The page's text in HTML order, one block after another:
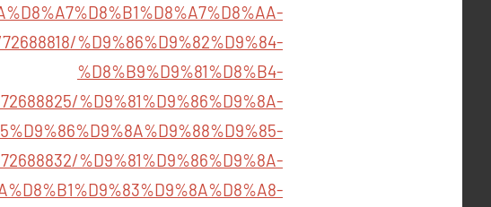
%D9%86%D9%82%D9%84-
%D8%B9%D9%81%D8%B4-
%D9%81%D9%86%D9%8A-
%D9%81%D9%86%D9%8A-